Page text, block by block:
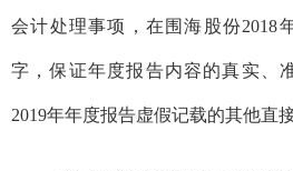
会计处理事项， 在 围海股份2018
字 ，保证年度报告内容的真实、
2019年年度报告虚假记载的其他直